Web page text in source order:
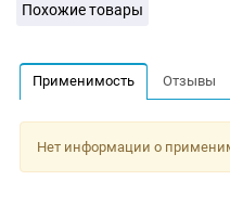
Похожие товары
Применимость Отзывы
Нет информации о